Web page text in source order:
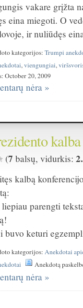
vakare grįžta
eina miegoti. O
ir nuliūdęs
kategorijos:Trumpi
,viengungiai,
October 20, 2009
nėra »
kalba
(7 balsų, vidurkis:
kalbą
parengti
buvo keturi
kategorijos:Anekdotai
Anekdotą
nėra »